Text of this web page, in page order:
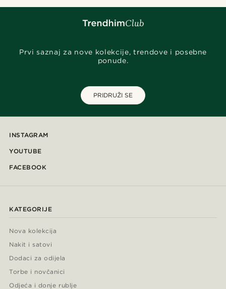
Prvi saznaj za nove kolekcije, trendove i posebne
ponude.
PRIDRUŽI SE
INSTAGRAM
YOUTUBE
FACEBOOK
KATEGORIJE
Nova kolekcija
Nakit i satovi
Dodaci za odijela
Torbe i novčanici
Odjeća i donje rublje